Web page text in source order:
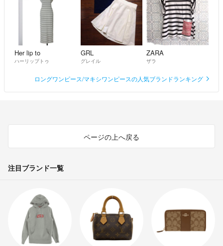
Her lip to
ハーリップトゥ
GRL
グレイル
ZARA
ザラ
ロングワンピース/マキシワンピースの人気ブランドランキング
ページの上へ戻る
注目ブランド一覧